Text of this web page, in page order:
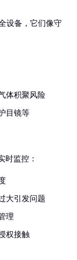
设备，它们像守
体积聚风险
目镜等
时监控：
大引发问题
理
权接触